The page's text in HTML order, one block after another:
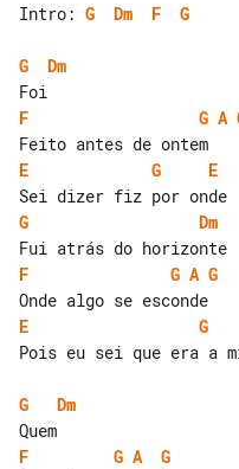
Intro: G Dm F G
G
Dm
F
G A
E
G
E
G
Dm
F
G A G
E
G
Pois eu sei que era a
G
Dm
F
G A
G